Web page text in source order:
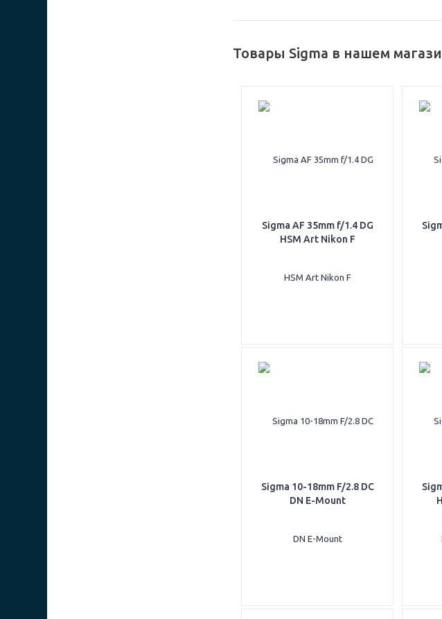
Товары Sigma в нашем
Sigma AF 35mm f/1.4 DG
HSM Art Nikon F
Sigma 10-18mm F/2.8 DC
DN E-Mount